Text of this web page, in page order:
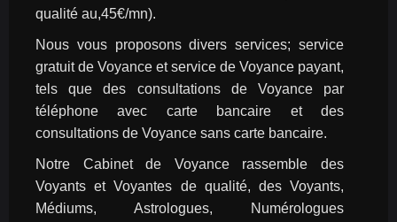
qualité au,45€/mn).
Nous vous proposons divers services; service
gratuit de Voyance et service de Voyance payant,
tels que des consultations de Voyance par
téléphone avec carte bancaire et des
consultations de Voyance sans carte bancaire.
Notre Cabinet de Voyance rassemble des
Voyants et Voyantes de qualité, des Voyants,
Médiums, Astrologues, Numérologues